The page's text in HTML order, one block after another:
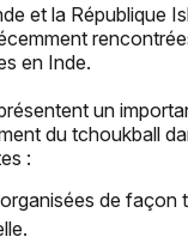
et la République
en Inde.
un
du tchoukball
:
de façon